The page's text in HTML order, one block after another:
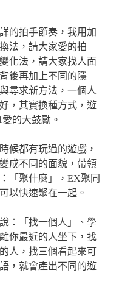
的拍手節奏，我用加
法，請大家愛的拍
化法，請大家找人面
後再加上不同的隱
尋求新方法，一個人
，其實換種方式，遊
的大鼓勵。
候都有玩過的遊戲，
成不同的面貌，帶領
「聚什麼」，EX聚同
以快速聚在一起。
：「找一個人」、學
你最近的人坐下，找
人，找三個看起來可
，就會產出不同的遊